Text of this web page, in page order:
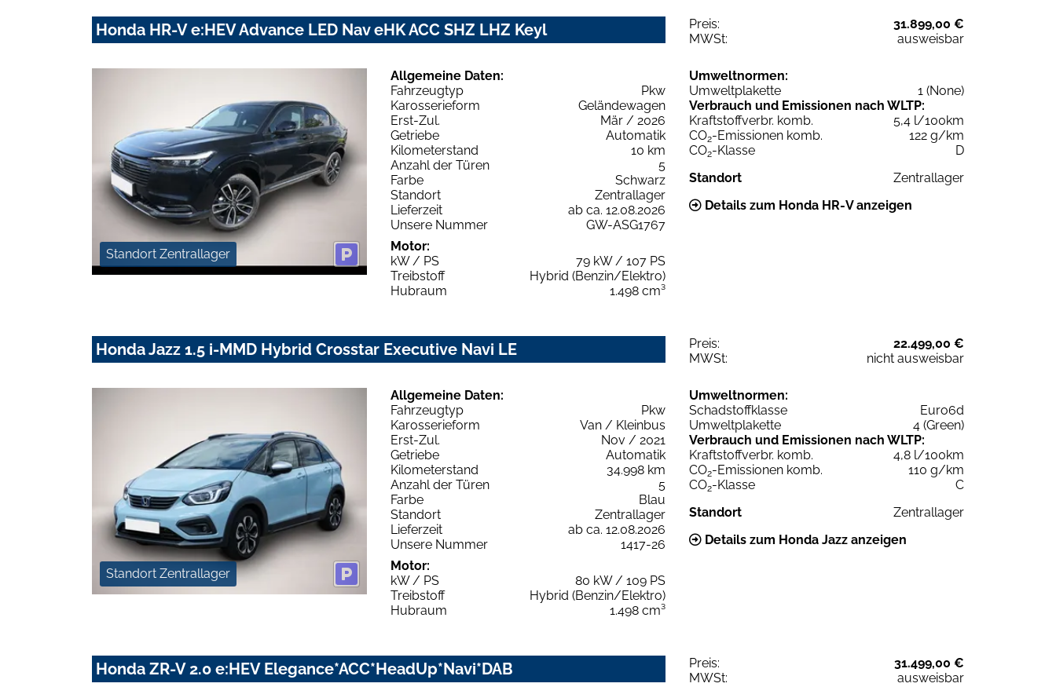
Honda HR-V e:HEV Advance LED Nav eHK ACC SHZ LHZ Keyl Preis:
31.899,00 €
MWSt:
ausweisbar
Standort Zentrallager
Allgemeine Daten:
Fahrzeugtyp
Pkw
Karosserieform
Geländewagen
Erst-Zul.
Mär / 2026
Getriebe
Automatik
Kilometerstand
10 km
Anzahl der Türen
5
Farbe
Schwarz
Standort
Zentrallager
Lieferzeit
ab ca. 12.08.2026
Unsere Nummer
GW-ASG1767
Motor:
kW / PS
79 kW / 107 PS
Treibstoff
Hybrid (Benzin/Elektro)
Hubraum
1.498 cm³
Umweltnormen:
Umweltplakette
1 (None)
Verbrauch und Emissionen nach WLTP:
Kraftstoffverbr. komb.
5,4 l/100km
CO2-Emissionen komb.
122 g/km
CO2-Klasse
D
Standort
Zentrallager
Details zum Honda HR-V anzeigen
Honda Jazz 1.5 i-MMD Hybrid Crosstar Executive Navi LE Preis:
22.499,00 €
MWSt:
nicht ausweisbar
Standort Zentrallager
Allgemeine Daten:
Fahrzeugtyp
Pkw
Karosserieform
Van / Kleinbus
Erst-Zul.
Nov / 2021
Getriebe
Automatik
Kilometerstand
34.998 km
Anzahl der Türen
5
Farbe
Blau
Standort
Zentrallager
Lieferzeit
ab ca. 12.08.2026
Unsere Nummer
1417-26
Motor:
kW / PS
80 kW / 109 PS
Treibstoff
Hybrid (Benzin/Elektro)
Hubraum
1.498 cm³
Umweltnormen:
Schadstoffklasse
Euro6d
Umweltplakette
4 (Green)
Verbrauch und Emissionen nach WLTP:
Kraftstoffverbr. komb.
4,8 l/100km
CO2-Emissionen komb.
110 g/km
CO2-Klasse
C
Standort
Zentrallager
Details zum Honda Jazz anzeigen
Honda ZR-V 2.0 e:HEV Elegance*ACC*HeadUp*Navi*DAB Preis:
31.499,00 €
MWSt:
ausweisbar